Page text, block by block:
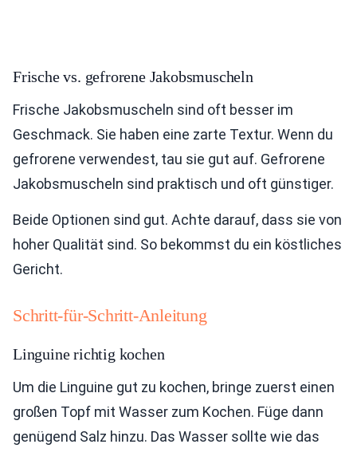
Frische vs. gefrorene Jakobsmuscheln
Frische Jakobsmuscheln sind oft besser im
Geschmack. Sie haben eine zarte Textur. Wenn du
gefrorene verwendest, tau sie gut auf. Gefrorene
Jakobsmuscheln sind praktisch und oft günstiger.
Beide Optionen sind gut. Achte darauf, dass sie von
hoher Qualität sind. So bekommst du ein köstliches
Gericht.
Schritt-für-Schritt-Anleitung
Linguine richtig kochen
Um die Linguine gut zu kochen, bringe zuerst einen
großen Topf mit Wasser zum Kochen. Füge dann
genügend Salz hinzu. Das Wasser sollte wie das